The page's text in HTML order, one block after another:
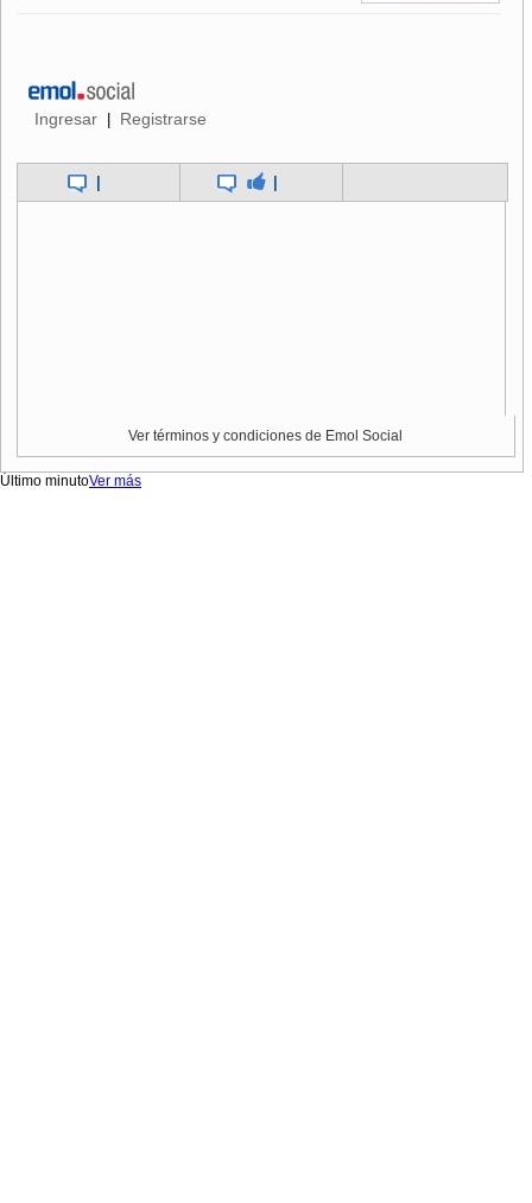
Ingresar | Registrarse
| |
Ver términos y condiciones de Emol Social
Último minutoVer más